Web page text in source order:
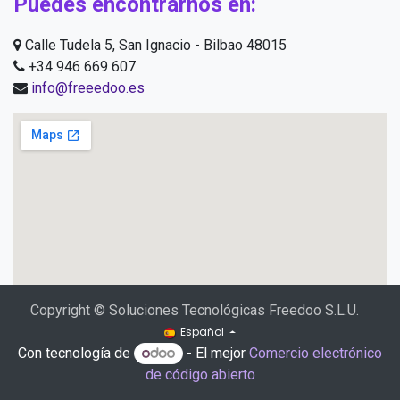
Calle Tudela 5, San Ignacio - Bilbao 48015
+34 946 669 607
info@freeedoo.es
Copyright © Soluciones Tecnológicas Freedoo S.L.U.
Español
Con tecnología de - El mejor Comercio electrónico
de código abierto